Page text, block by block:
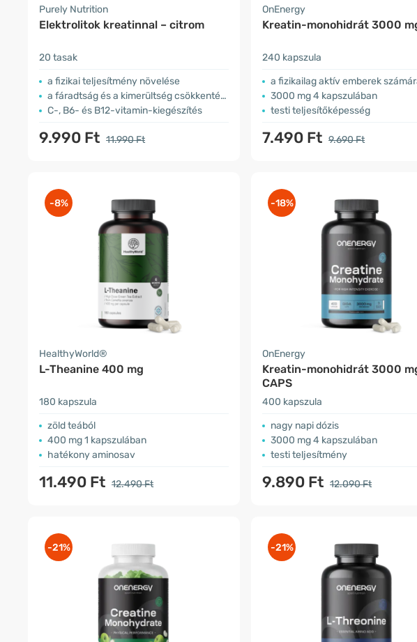
Purely Nutrition
Elektrolitok kreatinnal – citrom
20 tasak
a fizikai teljesítmény növelése
a fáradtság és a kimerültség csökkentése
C-, B6- és B12-vitamin-kiegészítés
9.990 Ft 11.990 Ft
OnEnergy
Kreatin-monohidrát 3000
240 kapszula
a fizikailag aktív emberek
3000 mg 4 kapszulában
testi teljesítőképesség
7.490 Ft 9.690 Ft
-8%
HealthyWorld®
L-Theanine 400 mg
180 kapszula
zöld teából
400 mg 1 kapszulában
hatékony aminosav
11.490 Ft 12.490 Ft
-18%
OnEnergy
Kreatin-monohidrát 3000
CAPS
400 kapszula
nagy napi dózis
3000 mg 4 kapszulában
testi teljesítmény
9.890 Ft 12.090 Ft
-21% -21%